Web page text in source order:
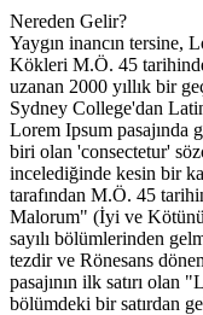
Nereden Gelir?
Yaygın inancın tersine,
Kökleri M.Ö. 45
uzanan 2000 yıllık bir
Sydney College'dan
Lorem Ipsum pasajında
biri olan 'consectetur'
incelediğinde kesin bir
tarafından M.Ö. 45
Malorum" (İyi ve
sayılı bölümlerinden
tezdir ve Rönesans
pasajının ilk satırı olan
bölümdeki bir satırdan